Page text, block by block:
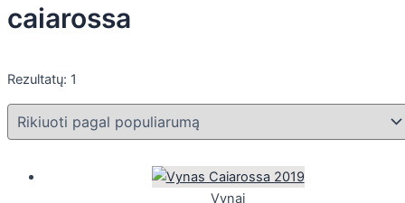
caiarossa
Rezultatų: 1
Vynai